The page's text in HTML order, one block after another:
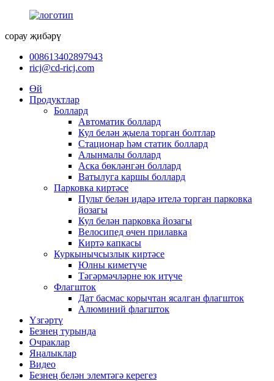
сорау җибәрү
008613402897943
ricj@cd-ricj.com
Өй
Продуктлар
Боллард
Автоматик боллард
Кул белән җыела торган болтлар
Стационар һәм статик боллард
Алынмалы боллард
Аска бөкләнгән боллард
Ватылуга каршы боллард
Парковка киртәсе
Пульт белән идарә ителә торган парковка
йозагы
Кул белән парковка йозагы
Велосипед өчен прилавка
Киртә капкасы
Куркынычсызлык киртәсе
Юлны киметүче
Тәгәрмәчләрне юк итүче
Флагшток
Дат басмас корычтан ясалган флагшток
Алюминий флагшток
Үзгәртү
Безнең турында
Очраклар
Яңалыклар
Видео
Безнең белән элемтәгә керегез